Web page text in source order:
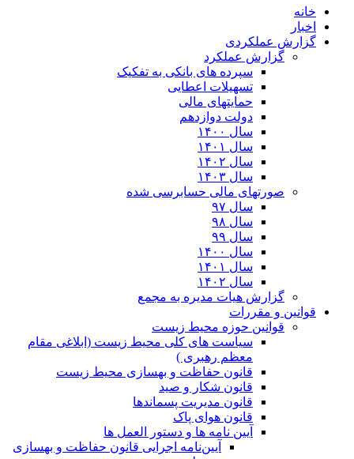
خانه
اخبار
گزارش عملکردی
گزارش عملکرد
سپرده های بانکی به تفکیک
تسهیلات اعطایی
حمایتهای مالی
دولت دوازدهم
سال ۱۴۰۰
سال ۱۴۰۱
سال ۱۴۰۲
سال ۱۴۰۳
صورتهای مالی حسابرسی شده
سال ۹۷
سال ۹۸
سال ۹۹
سال ۱۴۰۰
سال ۱۴۰۱
سال ۱۴۰۲
گزارش هیات مدیره به مجمع
قوانین و مقررات
قوانین حوزه محیط زیست
ﺳﯿﺎﺳﺖ ﻫﺎی ﮐﻠﯽ ﻣﺤﯿﻂ زﯾﺴﺖ (ابلاغی مقام
معظم رهبری )
قانون حفاظت و بهسازی محیط زیست
قانون شکار و صید
قانون مدیریت پسماندها
قانون هوای پاک
آیین نامه ها و دستور العمل ها
آیین‌نامه اجرایی قانون حفاظت و بهسازی